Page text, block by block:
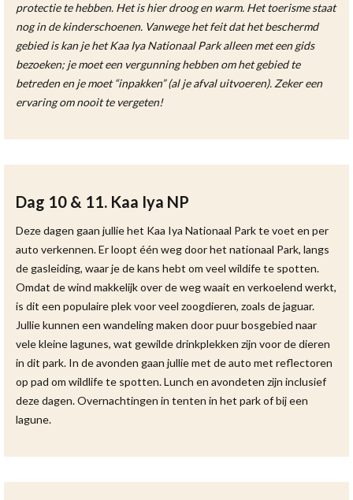
protectie te hebben. Het is hier droog en warm. Het toerisme staat
nog in de kinderschoenen. Vanwege het feit dat het beschermd
gebied is kan je het Kaa Iya Nationaal Park alleen met een gids
bezoeken; je moet een vergunning hebben om het gebied te
betreden en je moet “inpakken” (al je afval uitvoeren). Zeker een
ervaring om nooit te vergeten!
Dag 10 & 11. Kaa Iya NP
Deze dagen gaan jullie het Kaa Iya Nationaal Park te voet en per
auto verkennen. Er loopt één weg door het nationaal Park, langs
de gasleiding, waar je de kans hebt om veel wildife te spotten.
Omdat de wind makkelijk over de weg waait en verkoelend werkt,
is dit een populaire plek voor veel zoogdieren, zoals de jaguar.
Jullie kunnen een wandeling maken door puur bosgebied naar
vele kleine lagunes, wat gewilde drinkplekken zijn voor de dieren
in dit park. In de avonden gaan jullie met de auto met reflectoren
op pad om wildlife te spotten. Lunch en avondeten zijn inclusief
deze dagen. Overnachtingen in tenten in het park of bij een
lagune.